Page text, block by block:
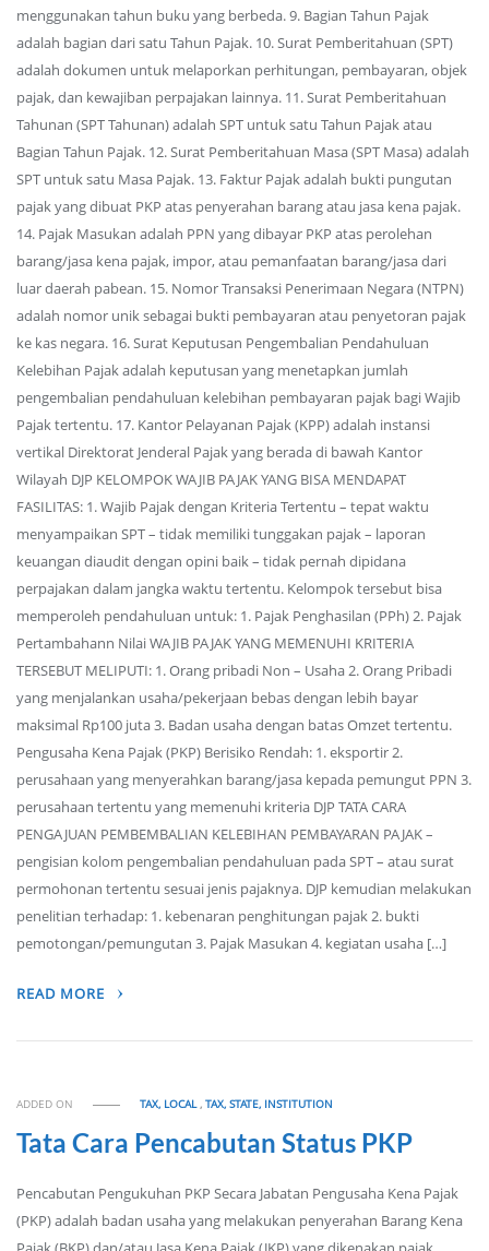
menggunakan tahun buku yang berbeda. 9. Bagian Tahun Pajak
adalah bagian dari satu Tahun Pajak. 10. Surat Pemberitahuan (SPT)
adalah dokumen untuk melaporkan perhitungan, pembayaran, objek
pajak, dan kewajiban perpajakan lainnya. 11. Surat Pemberitahuan
Tahunan (SPT Tahunan) adalah SPT untuk satu Tahun Pajak atau
Bagian Tahun Pajak. 12. Surat Pemberitahuan Masa (SPT Masa) adalah
SPT untuk satu Masa Pajak. 13. Faktur Pajak adalah bukti pungutan
pajak yang dibuat PKP atas penyerahan barang atau jasa kena pajak.
14. Pajak Masukan adalah PPN yang dibayar PKP atas perolehan
barang/jasa kena pajak, impor, atau pemanfaatan barang/jasa dari
luar daerah pabean. 15. Nomor Transaksi Penerimaan Negara (NTPN)
adalah nomor unik sebagai bukti pembayaran atau penyetoran pajak
ke kas negara. 16. Surat Keputusan Pengembalian Pendahuluan
Kelebihan Pajak adalah keputusan yang menetapkan jumlah
pengembalian pendahuluan kelebihan pembayaran pajak bagi Wajib
Pajak tertentu. 17. Kantor Pelayanan Pajak (KPP) adalah instansi
vertikal Direktorat Jenderal Pajak yang berada di bawah Kantor
Wilayah DJP KELOMPOK WAJIB PAJAK YANG BISA MENDAPAT
FASILITAS: 1. Wajib Pajak dengan Kriteria Tertentu – tepat waktu
menyampaikan SPT – tidak memiliki tunggakan pajak – laporan
keuangan diaudit dengan opini baik – tidak pernah dipidana
perpajakan dalam jangka waktu tertentu. Kelompok tersebut bisa
memperoleh pendahuluan untuk: 1. Pajak Penghasilan (PPh) 2. Pajak
Pertambahann Nilai WAJIB PAJAK YANG MEMENUHI KRITERIA
TERSEBUT MELIPUTI: 1. Orang pribadi Non – Usaha 2. Orang Pribadi
yang menjalankan usaha/pekerjaan bebas dengan lebih bayar
maksimal Rp100 juta 3. Badan usaha dengan batas Omzet tertentu.
Pengusaha Kena Pajak (PKP) Berisiko Rendah: 1. eksportir 2.
perusahaan yang menyerahkan barang/jasa kepada pemungut PPN 3.
perusahaan tertentu yang memenuhi kriteria DJP TATA CARA
PENGAJUAN PEMBEMBALIAN KELEBIHAN PEMBAYARAN PAJAK –
pengisian kolom pengembalian pendahuluan pada SPT – atau surat
permohonan tertentu sesuai jenis pajaknya. DJP kemudian melakukan
penelitian terhadap: 1. kebenaran penghitungan pajak 2. bukti
pemotongan/pemungutan 3. Pajak Masukan 4. kegiatan usaha […]
READ MORE
ADDED ON TAX, LOCAL,TAX, STATE, INSTITUTION
Tata Cara Pencabutan Status PKP
Pencabutan Pengukuhan PKP Secara Jabatan Pengusaha Kena Pajak
(PKP) adalah badan usaha yang melakukan penyerahan Barang Kena